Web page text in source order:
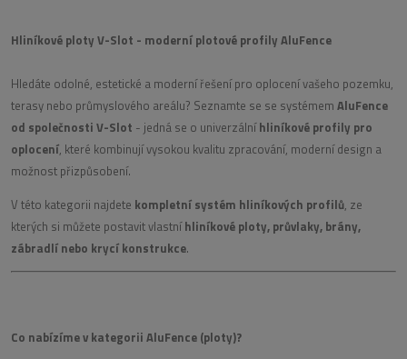
Hliníkové ploty V-Slot - moderní plotové profily AluFence
Hledáte odolné, estetické a moderní řešení pro oplocení vašeho pozemku,
terasy nebo průmyslového areálu? Seznamte se se systémem AluFence
od společnosti V-Slot - jedná se o univerzálníhliníkové profily pro
oplocení, které kombinují vysokou kvalitu zpracování, moderní design a
možnost přizpůsobení.
V této kategorii najdete kompletní systém hliníkových profilů, ze
kterých si můžete postavit vlastníhliníkové ploty, průvlaky, brány,
zábradlí nebo krycí konstrukce.
Co nabízíme v kategorii AluFence (ploty)?